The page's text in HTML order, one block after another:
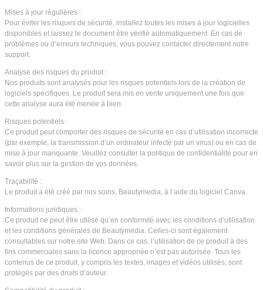
Mises à jour régulières :
Pour éviter les risques de sécurité, installez toutes les mises à jour logicielles
disponibles et laissez le document être vérifié automatiquement. En cas de
problèmes ou d’erreurs techniques, vous pouvez contacter directement notre
support.
Analyse des risques du produit :
Nos produits sont analysés pour les risques potentiels lors de la création de
logiciels spécifiques. Le produit sera mis en vente uniquement une fois que
cette analyse aura été menée à bien.
Risques potentiels :
Ce produit peut comporter des risques de sécurité en cas d’utilisation incorrecte
(par exemple, la transmission d’un ordinateur infecté par un virus) ou en cas de
mise à jour manquante. Veuillez consulter la politique de confidentialité pour en
savoir plus sur la gestion de vos données.
Traçabilité :
Le produit a été créé par nos soins, Beautymedia, à l’aide du logiciel Canva.
Informations juridiques :
Ce produit ne peut être utilisé qu’en conformité avec les conditions d’utilisation
et les conditions générales de Beautymedia. Celles-ci sont également
consultables sur notre site Web. Dans ce cas, l’utilisation de ce produit à des
fins commerciales sans la licence appropriée n’est pas autorisée. Tous les
contenus de ce produit, y compris les textes, images et vidéos utilisés, sont
protégés par des droits d’auteur.